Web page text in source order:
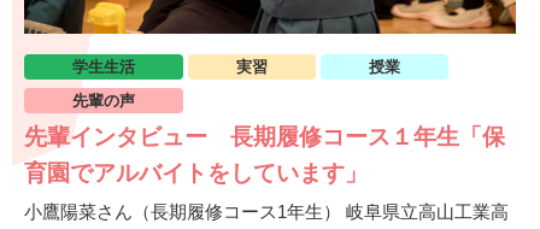
学生生活 実習
授業
先輩の声
先輩インタビュー 長期履修コース１年生「保
育園でアルバイトをしています」
小鷹陽菜さん（長期履修コース1年生） 岐阜県立高山工業高